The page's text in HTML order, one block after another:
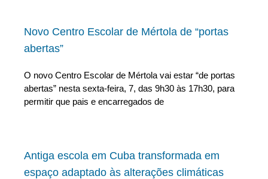
Novo Centro Escolar de Mértola de “portas
abertas”
O novo Centro Escolar de Mértola vai estar “de portas
abertas” nesta sexta-feira, 7, das 9h30 às 17h30, para
permitir que pais e encarregados de
Antiga escola em Cuba transformada em
espaço adaptado às alterações climáticas